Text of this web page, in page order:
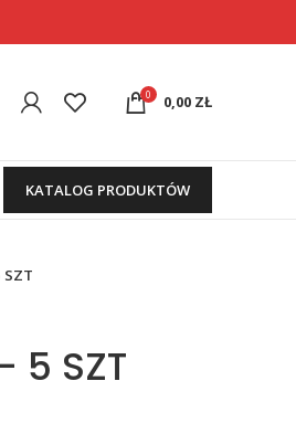
0 0,00 ZŁ
KATALOG PRODUKTÓW
SZT
5 SZT